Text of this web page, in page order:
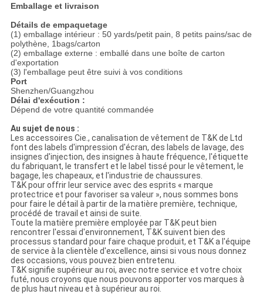
Emballage et livraison
Détails de empaquetage
(1) emballage intérieur : 50 yards/petit pain, 8 petits pains/sac de
polythène, 1bags/carton
(2) emballage externe : emballé dans une boîte de carton
d'exportation
(3) l'emballage peut être suivi à vos conditions
Port
Shenzhen/Guangzhou
Délai d'exécution :
Dépend de votre quantité commandée
Au sujet de nous :
Les accessoires Cie., canalisation de vêtement de T&K de Ltd
font des labels d'impression d'écran, des labels de lavage, des
insignes d'injection, des insignes à haute fréquence, l'étiquette
du fabriquant, le transfert et le label tissé pour le vêtement, le
bagage, les chapeaux, et l'industrie de chaussures.
T&K pour offrir leur service avec des esprits « marque
protectrice et pour favoriser sa valeur », nous sommes bons
pour faire le détail à partir de la matière première, technique,
procédé de travail et ainsi de suite.
Toute la matière première employée par T&K peut bien
rencontrer l'essai d'environnement, T&K suivent bien des
processus standard pour faire chaque produit, et T&K a l'équipe
de service à la clientèle d'excellence, ainsi si vous nous donnez
des occasions, vous pouvez bien entretenu.
T&K signifie supérieur au roi, avec notre service et votre choix
futé, nous croyons que nous pouvons apporter vos marques à
de plus haut niveau et à supérieur au roi.